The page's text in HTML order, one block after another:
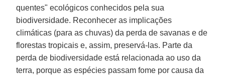
quentes" ecológicos conhecidos pela sua
biodiversidade. Reconhecer as implicações
climáticas (para as chuvas) da perda de savanas e de
florestas tropicais e, assim, preservá-las. Parte da
perda de biodiversidade está relacionada ao uso da
terra, porque as espécies passam fome por causa da